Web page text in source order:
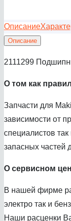
Описание
Описание
2111299
О том как правил
Запчасти для
зависимости от
специалистов
запасных частей
О сервисном
В нашей фирме
электро так и
Наши расценки